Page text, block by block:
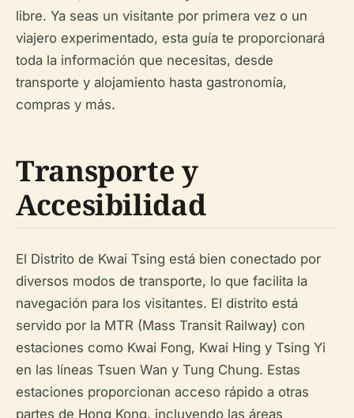
libre. Ya seas un visitante por primera vez o un
viajero experimentado, esta guía te proporcionará
toda la información que necesitas, desde
transporte y alojamiento hasta gastronomía,
compras y más.
Transporte y
Accesibilidad
El Distrito de Kwai Tsing está bien conectado por
diversos modos de transporte, lo que facilita la
navegación para los visitantes. El distrito está
servido por la MTR (Mass Transit Railway) con
estaciones como Kwai Fong, Kwai Hing y Tsing Yi
en las líneas Tsuen Wan y Tung Chung. Estas
estaciones proporcionan acceso rápido a otras
partes de Hong Kong, incluyendo las áreas